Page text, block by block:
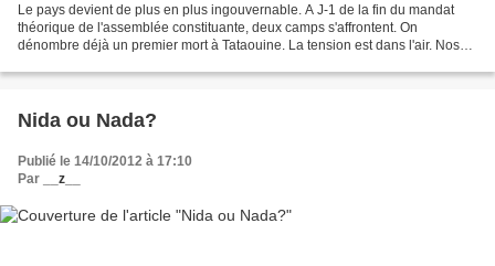
Le pays devient de plus en plus ingouvernable. A J-1 de la fin du mandat
théorique de l'assemblée constituante, deux camps s'affrontent. On
dénombre déjà un premier mort à Tataouine. La tension est dans l'air. Nos
Nida ou Nada?
Publié le 14/10/2012 à 17:10
Par
__z__